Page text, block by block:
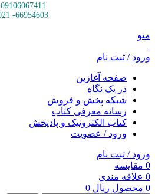
09106067411
66954603- 021
منو
ورود / ثبت نام
صفحه آغازین
در یک نگاه
شبکه پخش و فروش
رسانه معرفی کتاب
کتاب الکترونیک و پادپخش
ورود / عضویت
ورود / ثبت نام
0 مقایسه
0 علاقه مندی
0 محصول ریال